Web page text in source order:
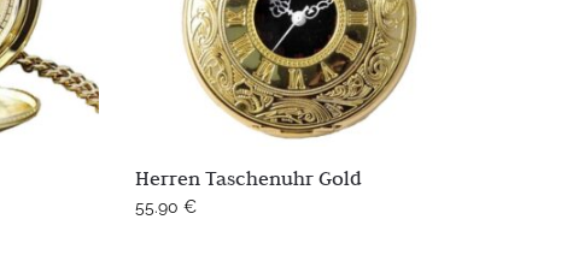
Herren Taschenuhr Gold
55.90 €